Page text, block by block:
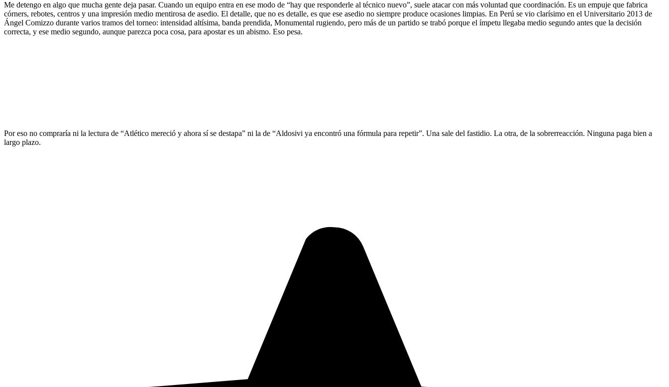
Me detengo en algo que mucha gente deja pasar. Cuando un equipo entra en ese modo de “hay que responderle al técnico nuevo”, suele atacar con más voluntad que coordinación. Es un empuje que fabrica
córners, rebotes, centros y una impresión medio mentirosa de asedio. El detalle, que no es detalle, es que ese asedio no siempre produce ocasiones limpias. En Perú se vio clarísimo en el Universitario 2013 de
Ángel Comizzo durante varios tramos del torneo: intensidad altísima, banda prendida, Monumental rugiendo, pero más de un partido se trabó porque el ímpetu llegaba medio segundo antes que la decisión
correcta, y ese medio segundo, aunque parezca poca cosa, para apostar es un abismo. Eso pesa.
Por eso no compraría ni la lectura de “Atlético mereció y ahora sí se destapa” ni la de “Aldosivi ya encontró una fórmula para repetir”. Una sale del fastidio. La otra, de la sobrerreacción. Ninguna paga bien a
largo plazo.